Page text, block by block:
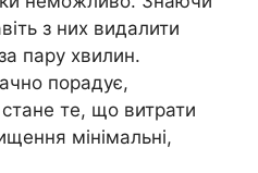
з них видалити
пару хвилин.
порадує,
те, що витрати
мінімальні,